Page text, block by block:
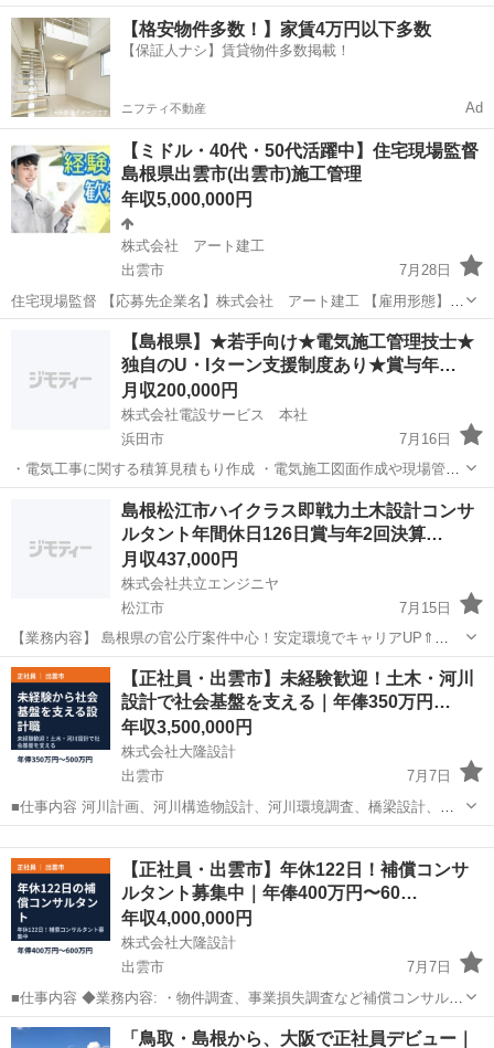
無/WLB◎ 【応募先企業名】株式会社 アート建工 【雇用形態】正社
員 【職種】その他の建築・設備・土木・工事系 【応募資格】 ・日本
語ネイティブレベルの方...
島根 松江市 その他 40代
【格安物件多数！】家賃4万円以下多数
【保証人ナシ】賃貸物件多数掲載！
ニフティ不動産 Ad
【ミドル・40代・50代活躍中】住宅現場監督
島根県出雲市(出雲市)施工管理
年収5,000,000円
株式会社 アート建工
出雲市
7月28日
住宅現場監督 【応募先企業名】株式会社 アート建工 【雇用形態】正
社員 【職種】施工管理関連 【応募資格】 ・日本語ネイティブレベル
の方に限る【仕事内容】 住宅現場監督 新築注文住宅や規格住宅、分譲
住宅など、 さまざまなプ...
施工管理
【島根県】★若手向け★電気施工管理技士★
独自のU・Iターン支援制度あり★賞与年…
月収200,000円
株式会社電設サービス 本社
浜田市
7月16日
・電気工事に関する積算見積もり作成 ・電気施工図面作成や現場管
理、打ち合わせ ・安全管理業務、品質管理業務など ＜給与＞ 月給：
200,000円～280,000円 年収:2,500,000円～4,500,000円 ...
浜田市 施工管理
島根松江市ハイクラス即戦力土木設計コンサ
ルタント年間休日126日賞与年2回決算…
月収437,000円
株式会社共立エンジニヤ
松江市
7月15日
【業務内容】 島根県の官公庁案件中心！安定環境でキャリアUP⇑
〈土木設計〉 道路、河川、砂防、漁港をはじめとするインフラ構造物
の設計図を描きます。 【将来のキャリアパス】 案件数が豊富なので、
キャリアアップも目指...
島根 松江市 施工管理 官公庁
【正社員・出雲市】未経験歓迎！土木・河川
設計で社会基盤を支える｜年俸350万円…
年収3,500,000円
株式会社大隆設計
出雲市
7月7日
■仕事内容 河川計画、河川構造物設計、河川環境調査、橋梁設計、道
路維持関連調査・検討、防災・減災関連調査・検討といった、社会基
盤（インフラ）に関わる設計、関連する計画などをお任せ致します。
＼おすすめポイント／ ・...【正社員・出雲市】年休122日！補償コンサ
ルタント募集中｜年俸400万円〜60…
年収4,000,000円
株式会社大隆設計
出雲市
7月7日
■仕事内容 ◆業務内容: ・物件調査、事業損失調査など補償コンサルタ
ント業務に関する調査及び業務管理 (木造建物、一般工作物、立木等に
関する調査及び補償金算定。事業損失に関する調査及び費用負担の算
島根 出雲市 土木 業務
「鳥取・島根から、大阪で正社員デビュー｜